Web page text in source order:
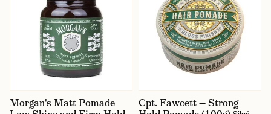
Morgan's Matt Pomade
Cpt. Fawcett — Strong